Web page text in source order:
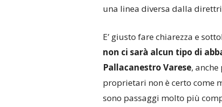
una linea diversa dalla
E’ giusto fare chiarezza e
non ci sarà alcun tipo di
Pallacanestro Varese,
proprietari non è certo come
sono passaggi molto più